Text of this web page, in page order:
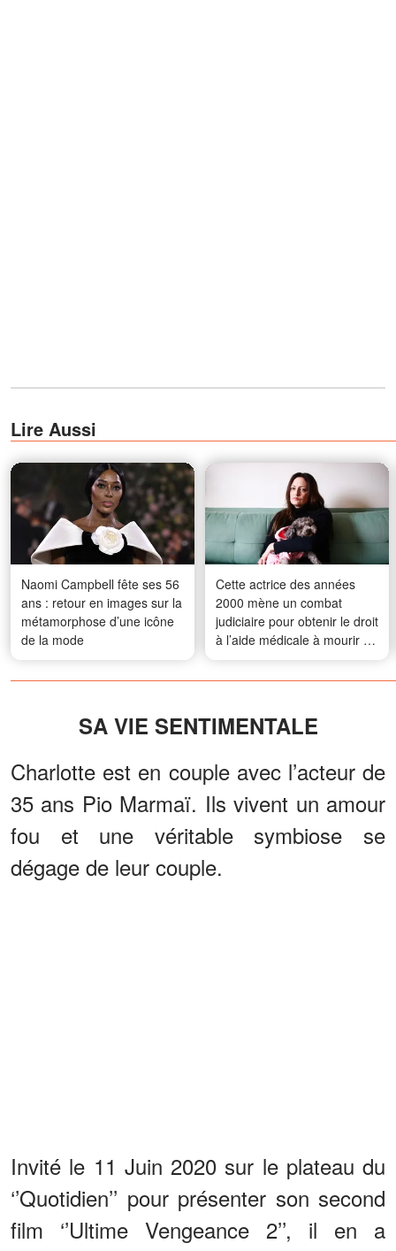
Lire Aussi
Naomi Campbell fête ses 56
ans : retour en images sur la
métamorphose d’une icône
de la mode
Cette actrice des années
2000 mène un combat
judiciaire pour obtenir le droit
à l’aide médicale à mourir —
De qui s’agit-il ?
SA VIE SENTIMENTALE
Charlotte est en couple avec l’acteur de
35 ans Pio Marmaï. Ils vivent un amour
fou et une véritable symbiose se
dégage de leur couple.
Invité le 11 Juin 2020 sur le plateau du
‘’Quotidien’’ pour présenter son second
film ‘’Ultime Vengeance 2’’, il en a